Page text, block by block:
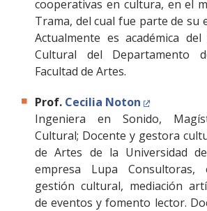
cooperativas en cultura, en el
Trama, del cual fue parte de su
Actualmente es académica
Cultural del Departamento
Facultad de Artes.
Prof. Cecilia Noton
Ingeniera en Sonido,
Cultural; Docente y gestora
de Artes de la Universidad
empresa Lupa Consultoras,
gestión cultural, mediación
de eventos y fomento lector.